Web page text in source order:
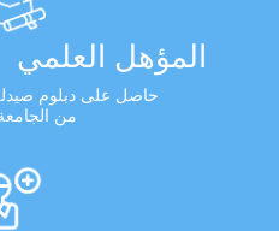
المؤهل العلمي
حاصل على دبلوم
من الجامعة